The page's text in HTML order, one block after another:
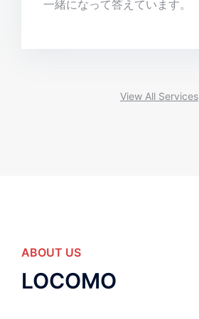
一緒になって答えています。
View All Services
ABOUT US
LOCOMO